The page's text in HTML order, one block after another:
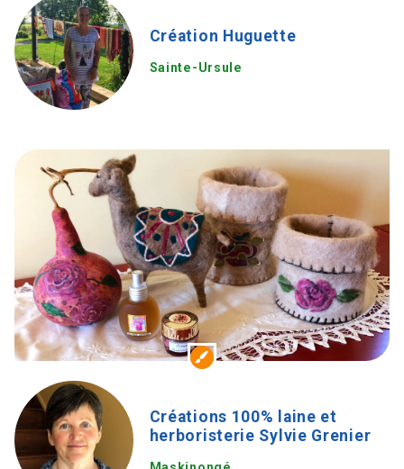
Création Huguette
Sainte-Ursule
Créations 100% laine et
herboristerie Sylvie Grenier